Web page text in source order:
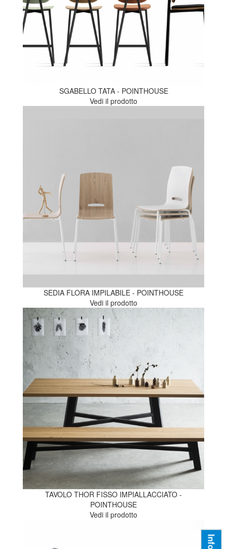
SGABELLO TATA - POINTHOUSE
Vedi il prodotto
SEDIA FLORA IMPILABILE - POINTHOUSE
Vedi il prodotto
TAVOLO THOR FISSO IMPIALLACCIATO -
POINTHOUSE
Vedi il prodotto